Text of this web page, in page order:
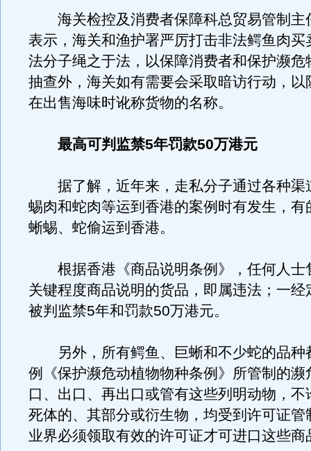
海关检控及消费者保障科总贸易管制主
表示，海关和渔护署严厉打击非法鳄鱼肉买
法分子绳之于法，以保障消费者和保护濒危
抽查外，海关如有需要会采取暗访行动，以
在出售海味时讹称货物的名称。
最高可判监禁5年罚款50万港元
据了解，近年来，走私分子通过各种渠
蜴肉和蛇肉等运到香港的案例时有发生，有
蜥蜴、蛇偷运到香港。
根据香港《商品说明条例》，任何人士
关键程度商品说明的货品，即属违法；一经
被判监禁5年和罚款50万港元。
另外，所有鳄鱼、巨蜥和不少蛇的品种
例《保护濒危动植物物种条例》所管制的濒
口、出口、再出口或管有这些列明动物，不
死体的、其部分或衍生物，均受到许可证管
业界必须领取有效的许可证才可进口这些商